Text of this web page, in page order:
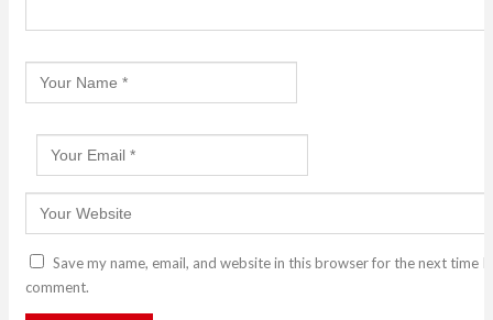
Save my name, email, and website in this browser for the next time I
comment.